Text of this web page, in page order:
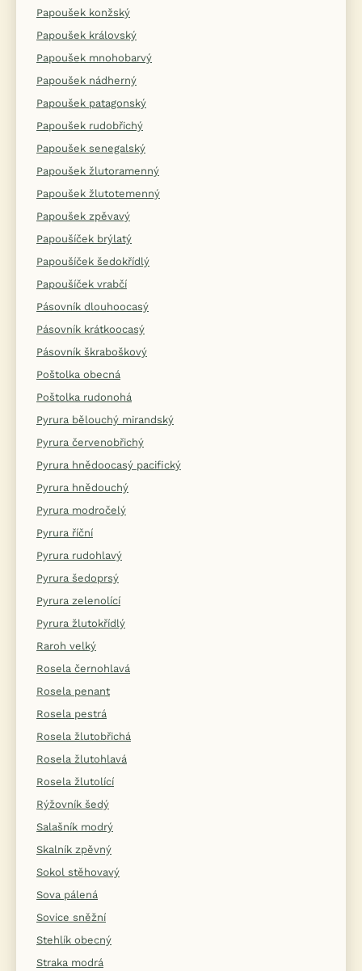
Papoušek konžský
Papoušek královský
Papoušek mnohobarvý
Papoušek nádherný
Papoušek patagonský
Papoušek rudobřichý
Papoušek senegalský
Papoušek žlutoramenný
Papoušek žlutotemenný
Papoušek zpěvavý
Papoušíček brýlatý
Papoušíček šedokřídlý
Papoušíček vrabčí
Pásovník dlouhoocasý
Pásovník krátkoocasý
Pásovník škraboškový
Poštolka obecná
Poštolka rudonohá
Pyrura bělouchý mirandský
Pyrura červenobřichý
Pyrura hnědoocasý pacifický
Pyrura hnědouchý
Pyrura modročelý
Pyrura říční
Pyrura rudohlavý
Pyrura šedoprsý
Pyrura zelenolící
Pyrura žlutokřídlý
Raroh velký
Rosela černohlavá
Rosela penant
Rosela pestrá
Rosela žlutobřichá
Rosela žlutohlavá
Rosela žlutolící
Rýžovník šedý
Salašník modrý
Skalník zpěvný
Sokol stěhovavý
Sova pálená
Sovice sněžní
Stehlík obecný
Straka modrá